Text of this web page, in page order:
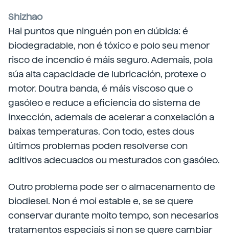
Shizhao
Hai puntos que ninguén pon en dúbida: é
biodegradable, non é tóxico e polo seu menor
risco de incendio é máis seguro. Ademais, pola
súa alta capacidade de lubricación, protexe o
motor. Doutra banda, é máis viscoso que o
gasóleo e reduce a eficiencia do sistema de
inxección, ademais de acelerar a conxelación a
baixas temperaturas. Con todo, estes dous
últimos problemas poden resolverse con
aditivos adecuados ou mesturados con gasóleo.
Outro problema pode ser o almacenamento de
biodiesel. Non é moi estable e, se se quere
conservar durante moito tempo, son necesarios
tratamentos especiais si non se quere cambiar